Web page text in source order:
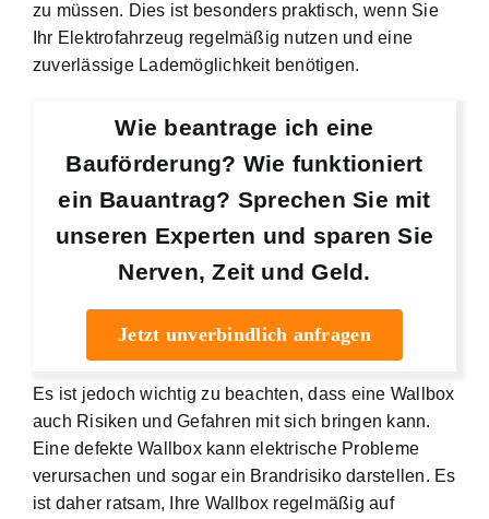
zu müssen. Dies ist besonders praktisch, wenn Sie
Ihr Elektrofahrzeug regelmäßig nutzen und eine
zuverlässige Lademöglichkeit benötigen.
Wie beantrage ich eine
Bauförderung? Wie funktioniert
ein Bauantrag? Sprechen Sie mit
unseren Experten und sparen Sie
Nerven, Zeit und Geld.
Jetzt unverbindlich anfragen
Es ist jedoch wichtig zu beachten, dass eine Wallbox
auch Risiken und Gefahren mit sich bringen kann.
Eine defekte Wallbox kann elektrische Probleme
verursachen und sogar ein Brandrisiko darstellen. Es
ist daher ratsam, Ihre Wallbox regelmäßig auf